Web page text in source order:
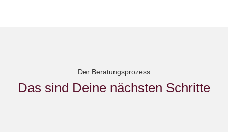
Der Beratungsprozess
Das sind Deine nächsten Schritte